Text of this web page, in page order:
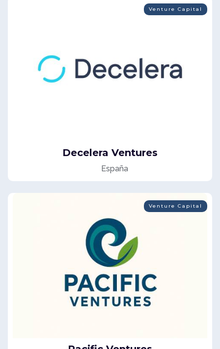
Venture Capital
Decelera Ventures
España
Venture Capital